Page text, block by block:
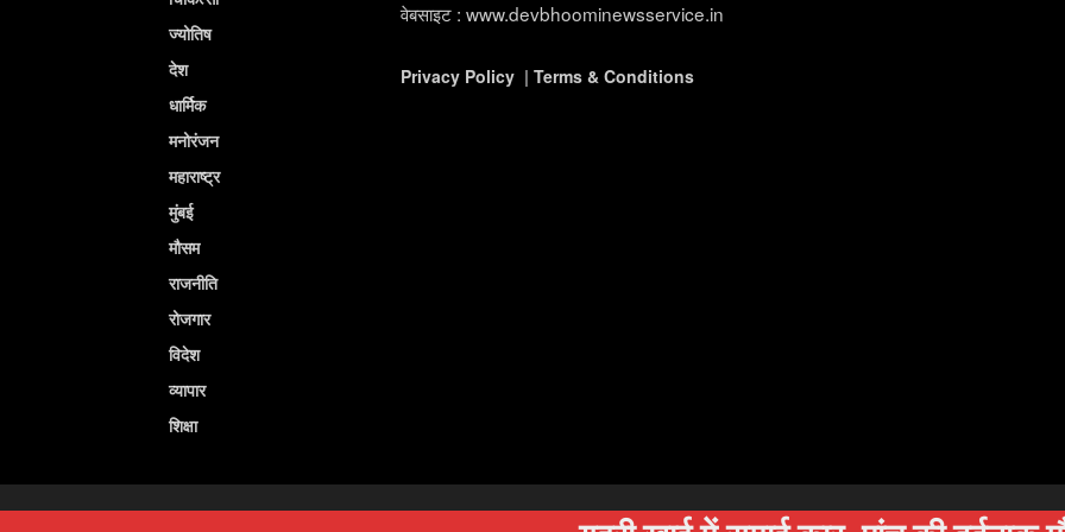
ज्योतिष
देश
धार्मिक
मनोरंजन
महाराष्ट्र
मुंबई
मौसम
राजनीति
रोजगार
विदेश
व्यापार
शिक्षा
वेबसाइट : www.devbhoominewsservice.in
Privacy Policy| Terms & Conditions